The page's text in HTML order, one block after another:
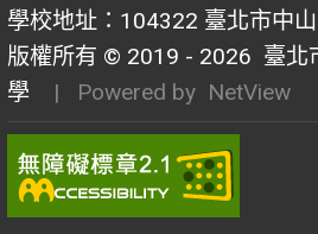
學校地址：104322 臺北市中
版權所有 © 2019 - 2026 臺北
學
| Powered by NetView